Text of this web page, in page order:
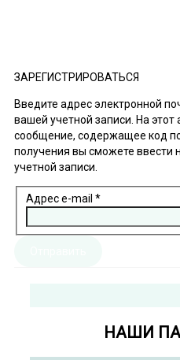
ЗАРЕГИСТРИРОВАТЬСЯ
Введите адрес электронной
вашей учетной записи. На этот
сообщение, содержащее код
получения вы сможете ввести
учетной записи.
Адрес e-mail *
НАШИ